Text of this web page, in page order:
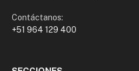
Contáctanos:
+51 964 129 400